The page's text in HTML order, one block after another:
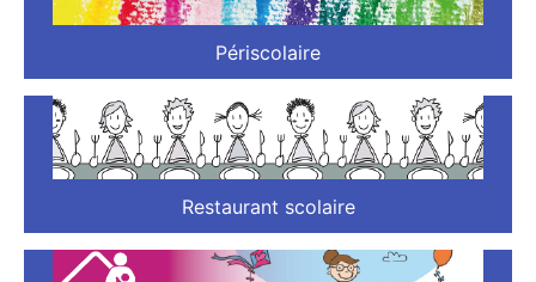
Périscolaire
Restaurant scolaire